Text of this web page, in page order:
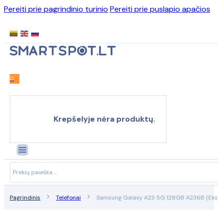
Pereiti prie pagrindinio turinio Pereiti prie puslapio apačios
0
Krepšelyje nėra produktų.
Search
...
Pagrindinis Telefonai Samsung Galaxy A23 5G 128GB A236B